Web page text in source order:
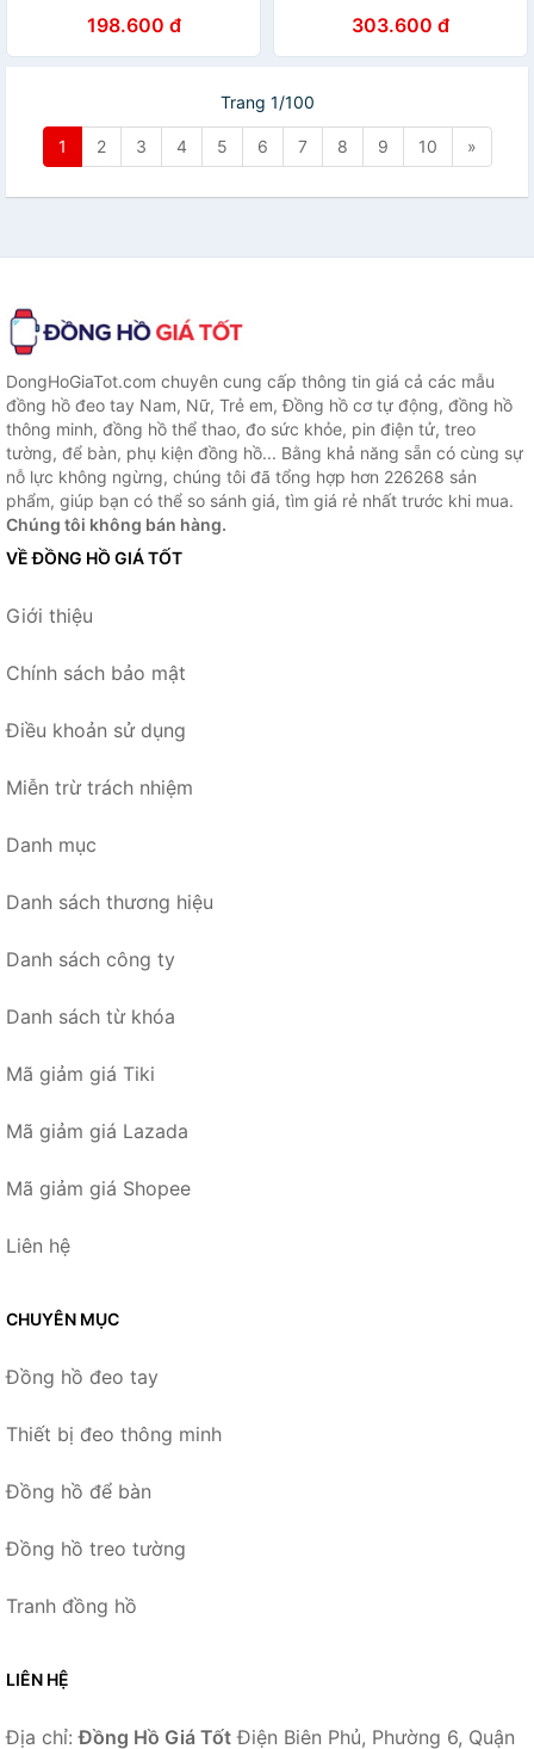
Size 18 da bò Italia Vegtan
khắc inca
198.600 đ
A168 , Size 18 da bò đen
cao cấp
303.600 đ
Trang 1/100
1 2 3 4 5 6 7 8 9 10 »
DongHoGiaTot.com chuyên cung cấp thông tin giá cả các mẫu
đồng hồ đeo tay Nam, Nữ, Trẻ em, Đồng hồ cơ tự động, đồng hồ
thông minh, đồng hồ thể thao, đo sức khỏe, pin điện tử, treo
tường, để bàn, phụ kiện đồng hồ... Bằng khả năng sẵn có cùng sự
nỗ lực không ngừng, chúng tôi đã tổng hợp hơn 226268 sản
phẩm, giúp bạn có thể so sánh giá, tìm giá rẻ nhất trước khi mua.
Chúng tôi không bán hàng.
VỀ ĐỒNG HỒ GIÁ TỐT
Giới thiệu
Chính sách bảo mật
Điều khoản sử dụng
Miễn trừ trách nhiệm
Danh mục
Danh sách thương hiệu
Danh sách công ty
Danh sách từ khóa
Mã giảm giá Tiki
Mã giảm giá Lazada
Mã giảm giá Shopee
Liên hệ
CHUYÊN MỤC
Đồng hồ đeo tay
Thiết bị đeo thông minh
Đồng hồ để bàn
Đồng hồ treo tường
Tranh đồng hồ
LIÊN HỆ
Địa chỉ:Đồng Hồ Giá Tốt Điện Biên Phủ, Phường 6, Quận